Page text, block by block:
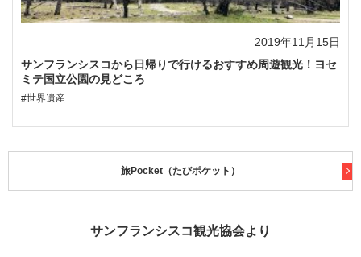
2019年11月15日
サンフランシスコから日帰りで行けるおすすめ周遊観光！ヨセ
ミテ国立公園の見どころ
#世界遺産
旅Pocket（たびポケット）
サンフランシスコ観光協会より